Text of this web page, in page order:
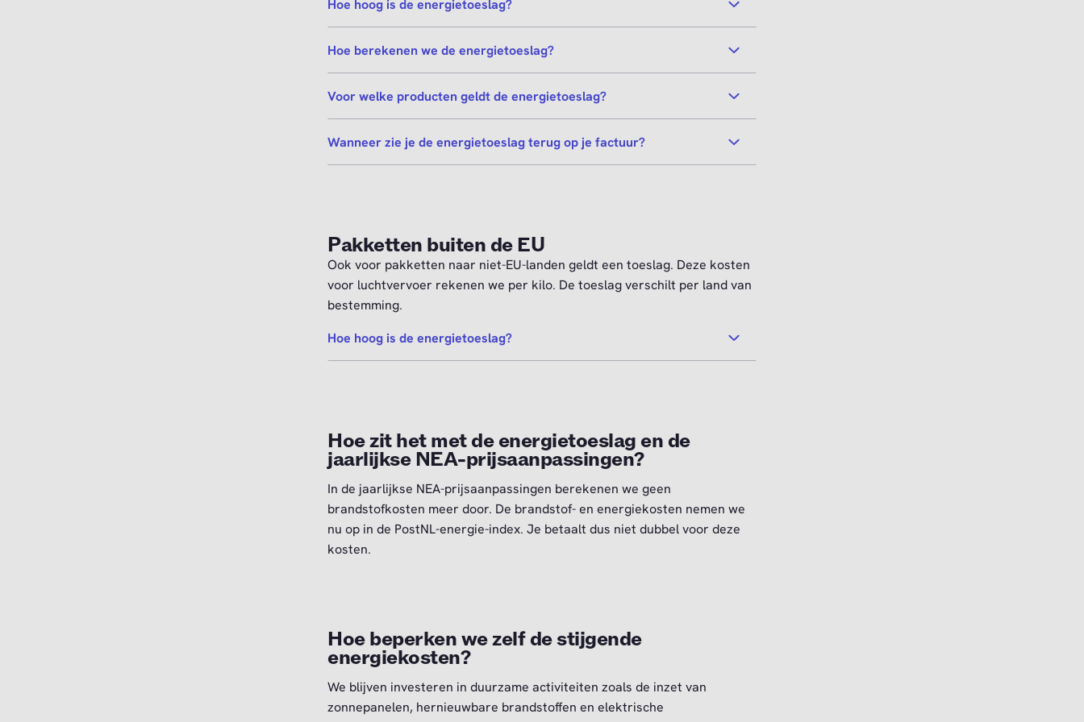
Hoe hoog is de energietoeslag?
Hoe berekenen we de energietoeslag?
Voor welke producten geldt de energietoeslag?
Wanneer zie je de energietoeslag terug op je factuur?
Pakketten buiten de EU
Ook voor pakketten naar niet-EU-landen geldt een toeslag. Deze kosten
voor luchtvervoer rekenen we per kilo. De toeslag verschilt per land van
bestemming.
Hoe hoog is de energietoeslag?
Hoe zit het met de energietoeslag en de
jaarlijkse NEA-prijsaanpassingen?
In de jaarlijkse NEA-prijsaanpassingen berekenen we geen
brandstofkosten meer door. De brandstof- en energiekosten nemen we
nu op in de PostNL-energie-index. Je betaalt dus niet dubbel voor deze
kosten.
Hoe beperken we zelf de stijgende
energiekosten?
We blijven investeren in duurzame activiteiten zoals de inzet van
zonnepanelen, hernieuwbare brandstoffen en elektrische